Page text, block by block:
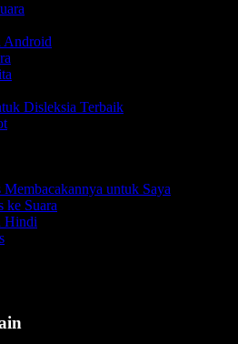
Android
Disleksia Terbaik
untuk Saya
ke Suara
Hindi